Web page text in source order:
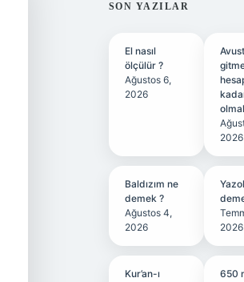
SIDEBAR
SON YAZILAR
El nasıl
ölçülür ?
Ağustos 6,
2026
2026
Baldızım ne
demek ?
Ağustos 4,
2026
2026
Kur’an-ı
650